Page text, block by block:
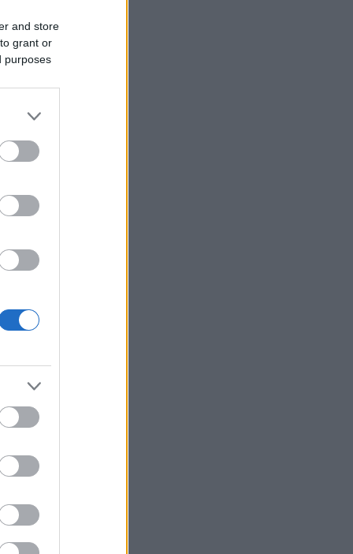
and store
grant or
purposes
om
hon
team.
i